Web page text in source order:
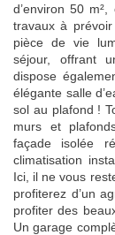
d’environ 50
travaux à
pièce de vie
séjour, offrant
dispose
élégante salle
sol au plafond !
murs et
façade isolée
climatisation
Ici, il ne vous
profiterez d’un
profiter des
Un garage